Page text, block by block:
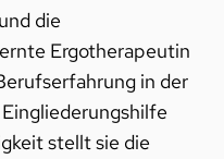
die
Ergotherapeutin
in der
stellt sie die